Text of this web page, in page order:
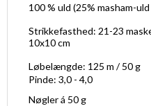
100 % uld (25% masham-
Strikkefasthed: 21-23
10x10 cm
Løbelængde: 125 m / 50 g
Pinde: 3,0 - 4,0
Nøgler á 50 g